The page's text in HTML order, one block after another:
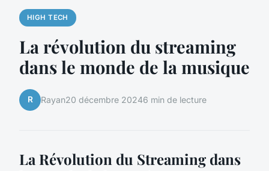
HIGH TECH
La révolution du streaming
dans le monde de la musique
R Rayan20 décembre 20246 min de lecture
La Révolution du Streaming dans